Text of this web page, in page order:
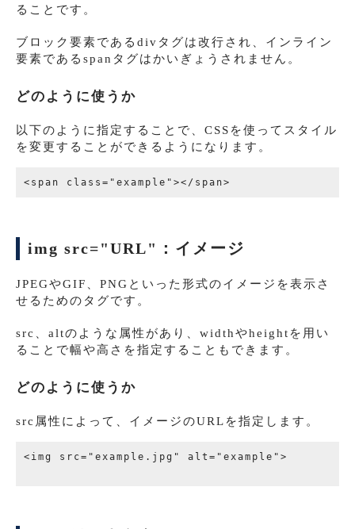
ることです。
ブロック要素であるdivタグは改行され、インライン
要素であるspanタグはかいぎょうされません。
どのように使うか
以下のように指定することで、CSSを使ってスタイル
を変更することができるようになります。
img src="URL"：イメージ
JPEGやGIF、PNGといった形式のイメージを表示さ
せるためのタグです。
src、altのような属性があり、widthやheightを用い
ることで幅や高さを指定することもできます。
どのように使うか
src属性によって、イメージのURLを指定します。
<img src="example.jpg" alt="example">